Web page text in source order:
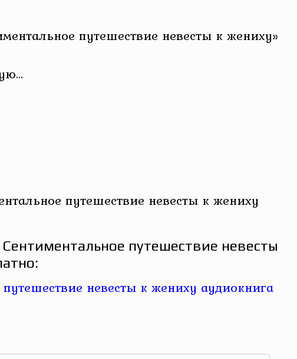
путешествие невесты к жениху»
путешествие невесты к жениху
путешествие невесты